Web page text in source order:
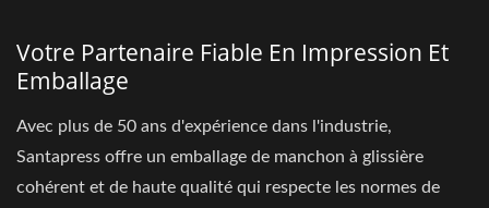
Votre Partenaire Fiable En Impression Et
Emballage
Avec plus de 50 ans d'expérience dans l'industrie,
Santapress offre un emballage de manchon à glissière
cohérent et de haute qualité qui respecte les normes de